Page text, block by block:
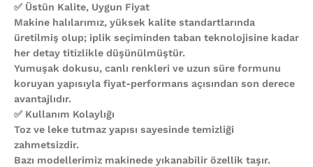
✅ Üstün Kalite, Uygun Fiyat
Makine halılarımız, yüksek kalite standartlarında
üretilmiş olup; iplik seçiminden taban teknolojisine kadar
her detay titizlikle düşünülmüştür.
Yumuşak dokusu, canlı renkleri ve uzun süre formunu
koruyan yapısıyla fiyat-performans açısından son derece
avantajlıdır.
✅ Kullanım Kolaylığı
Toz ve leke tutmaz yapısı sayesinde temizliği
zahmetsizdir.
Bazı modellerimiz makinede yıkanabilir özellik taşır.